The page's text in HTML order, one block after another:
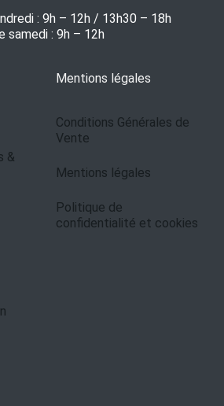
: 9h – 12h / 13h30 – 18h
samedi : 9h – 12h
&
Mentions légales
Conditions Générales de
Vente
Mentions légales
Politique de
confidentialité et cookies